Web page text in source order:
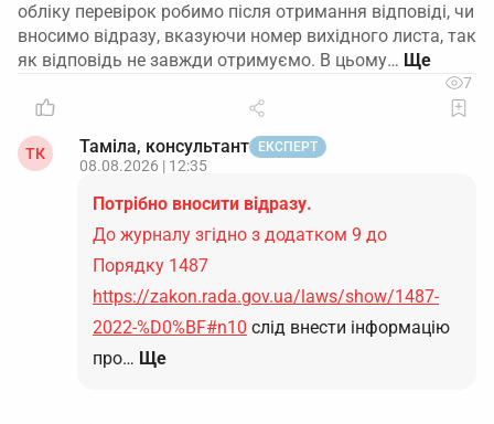
обліку перевірок робимо після отримання відповіді, чи
вносимо відразу, вказуючи номер вихідного листа, так
як відповідь не завжди отримуємо. В цьому…
7
ТК Таміла, консультант ЕКСПЕРТ
08.08.2026 | 12:35
Потрібно вносити відразу.
До журналу згідно з додатком 9 до
Порядку 1487
https://zakon.rada.gov.ua/laws/show/1487-
2022-%D0%BF#n10 слід внести інформацію
про… Ще